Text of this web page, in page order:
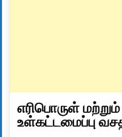
எரிபொருள் மற்றும்
உள்கட்டமைப்பு